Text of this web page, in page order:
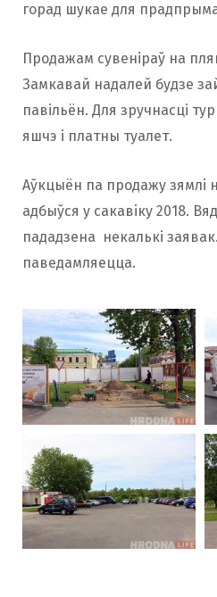
горад шукае для
Продажам сувеніраў на
Замкавай надалей будзе
павільён. Для зручнасці
яшчэ і платны туалет.
Аўкцыён па продажу зямлі
адбыўся у сакавіку 2018.
пададзена некалькі
паведамляецца.